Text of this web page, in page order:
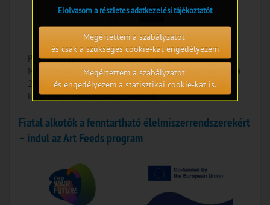
Pályázatot hirdet a Közigazgatási és Területfejlesztési
Minisztérium megbízásából a Széchenyi Programiroda a
2026. évben a közvetlen irányítású uniós programok
keretében megvalósuló projektek...
Fiatal alkotók a fenntartható élelmiszerrendszerekért
– indul az Art Feeds program
Elolvasom a részletes adatkezelési tájékoztatót
Megértettem a szabályzatot
és csak a szükséges cookie-kat engedélyezem
Megértettem a szabályzatot
és engedélyezem a statisztikai cookie-kat is.